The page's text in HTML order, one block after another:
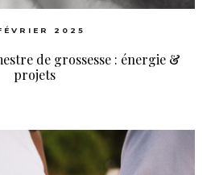
2025
de grossesse : énergie &
projets